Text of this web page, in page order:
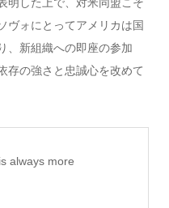
ヴォにとってアメリカは国
、新組織への即座の参加
存の強さと忠誠心を改めて
always more